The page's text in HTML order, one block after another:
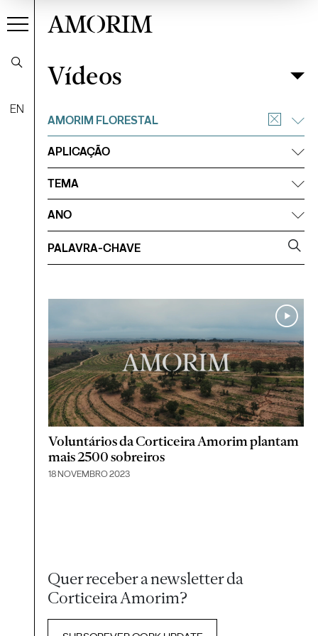
EN
AMORIM
VídeosFiltrar
Vídeos
AMORIM FLORESTAL
APLICAÇÃO
TEMA
ANO
Voluntários da Corticeira Amorim plantam
mais 2500 sobreiros
18 NOVEMBRO 2023
Quer receber a newsletter da
Corticeira Amorim?